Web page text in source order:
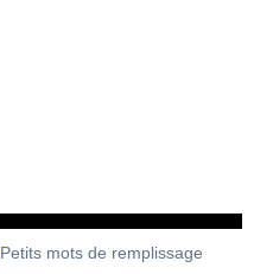
Petits mots de remplissage